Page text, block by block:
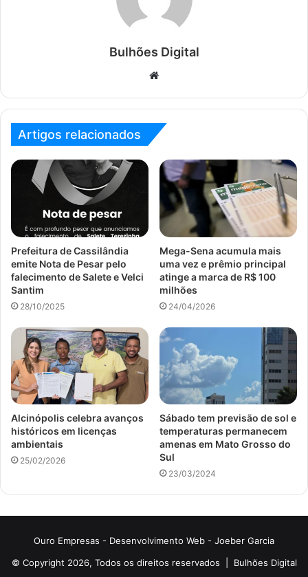
Bulhões Digital
Website
Artigos relacionados
Prefeitura de Cassilândia
emite Nota de Pesar pelo
falecimento de Salete e Velci
Santim
28/10/2025
Mega-Sena acumula mais
uma vez e prêmio principal
atinge a marca de R$ 100
milhões
24/04/2026
Alcinópolis celebra avanços
históricos em licenças
ambientais
25/02/2026
Sábado tem previsão de sol e
temperaturas permanecem
amenas em Mato Grosso do
Sul
23/03/2024
Ouro Empresas - Desenvolvimento Web - Joeber Garcia
© Copyright 2026, Todos os direitos reservados | Bulhões Digital